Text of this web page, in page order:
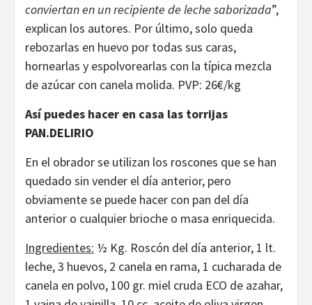
conviertan en un recipiente de leche saborizada”,
explican los autores. Por último, solo queda
rebozarlas en huevo por todas sus caras,
hornearlas y espolvorearlas con la típica mezcla
de azúcar con canela molida. PVP: 26€/kg
Así puedes hacer en casa las torrijas
PAN.DELIRIO
En el obrador se utilizan los roscones que se han
quedado sin vender el día anterior, pero
obviamente se puede hacer con pan del día
anterior o cualquier brioche o masa enriquecida.
Ingredientes: ½ Kg. Roscón del día anterior, 1 lt.
leche, 3 huevos, 2 canela en rama, 1 cucharada de
canela en polvo, 100 gr. miel cruda ECO de azahar,